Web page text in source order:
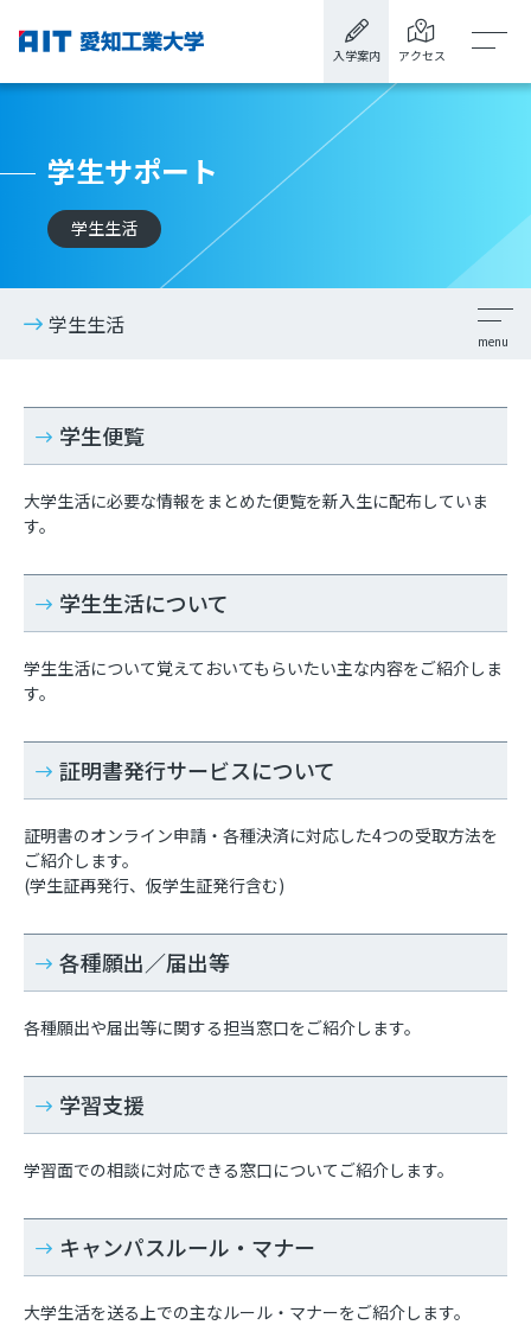
入学案内 アクセス
学生サポート
学生生活
学生生活
学生便覧
大学生活に必要な情報をまとめた便覧を新入生に配布していま
す。
学生生活について
学生生活について覚えておいてもらいたい主な内容をご紹介しま
す。
証明書発行サービスについて
証明書のオンライン申請・各種決済に対応した4つの受取方法を
ご紹介します。
(学生証再発行、仮学生証発行含む)
各種願出／届出等
各種願出や届出等に関する担当窓口をご紹介します。
学習支援
学習面での相談に対応できる窓口についてご紹介します。
キャンパスルール・マナー
大学生活を送る上での主なルール・マナーをご紹介します。